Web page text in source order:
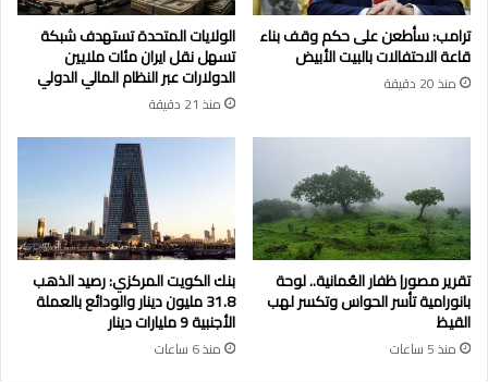
ترامب: سأطعن على حكم وقف بناء
قاعة الاحتفالات بالبيت الأبيض
منذ 20 دقيقة
الولايات المتحدة تستهدف شبكة
تسهل نقل ايران مئات ملايين
الدولارات عبر النظام المالي الدولي
منذ 21 دقيقة
تقرير مصور| ظفار العُمانية.. لوحة
بانورامية تأسر الحواس وتكسر لهب
القيظ
منذ 5 ساعات
بنك الكويت المركزي: رصيد الذهب
31.8 مليون دينار والودائع بالعملة
الأجنبية 9 مليارات دينار
منذ 6 ساعات